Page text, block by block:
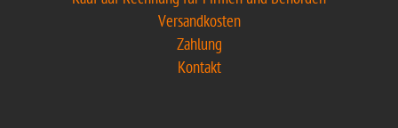
Versandkosten
Zahlung
Kontakt